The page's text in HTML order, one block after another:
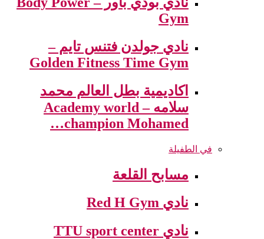
Gym
نادي جولدن فتنس تايم –
Golden Fitness Time Gym
اكاديمية بطل العالم محمد
سلامه – Academy world
champion Mohamed…
في الطفيلة
مسابح القلعة
نادي Red H Gym
نادي TTU sport center